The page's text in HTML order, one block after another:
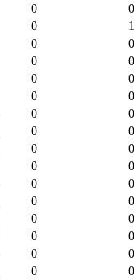
0
0
0
1
0
0
0
0
0
0
0
0
0
0
0
0
0
0
0
0
0
0
0
0
0
0
0
0
0
0
0
0